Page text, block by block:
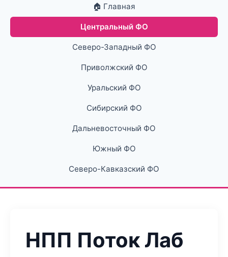
🏠 Главная
Центральный ФО
Северо-Западный ФО
Приволжский ФО
Уральский ФО
Сибирский ФО
Дальневосточный ФО
Южный ФО
Северо-Кавказский ФО
НПП Поток Лаб